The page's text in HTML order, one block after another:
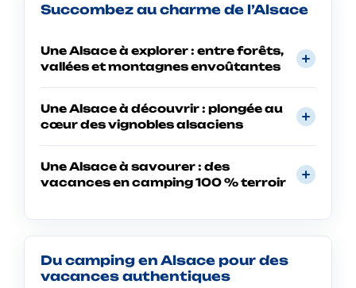
Succombez au charme de l’Alsace
Une Alsace à explorer : entre forêts,
vallées et montagnes envoûtantes
Une Alsace à découvrir : plongée au
cœur des vignobles alsaciens
Une Alsace à savourer : des
vacances en camping 100 % terroir
Du camping en Alsace pour des
vacances authentiques